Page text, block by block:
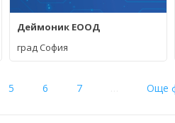
Деймоник ЕООД
град София
5 6 7 Още